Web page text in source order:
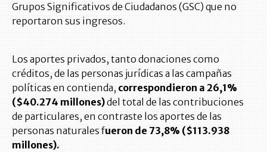
Grupos Significativos de Ciudadanos (GSC) que no
reportaron sus ingresos.
Los aportes privados, tanto donaciones como
créditos, de las personas jurídicas a las campañas
políticas en contienda, correspondieron a 26,1%
($40.274 millones)del total de las contribuciones
de particulares, en contraste los aportes de las
personas naturales fueron de 73,8% ($113.938
millones).